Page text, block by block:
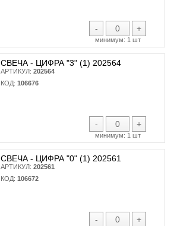
- +
минимум: 1 шт
СВЕЧА - ЦИФРА "3" (1) 202564
АРТИКУЛ: 202564
КОД: 106676
- +
минимум: 1 шт
СВЕЧА - ЦИФРА "0" (1) 202561
АРТИКУЛ: 202561
КОД: 106672
- +